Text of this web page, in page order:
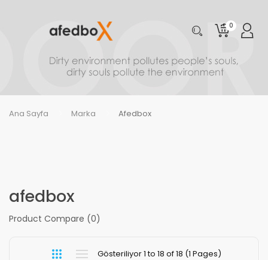
0
Ana Sayfa Marka Afedbox
afedbox
Product Compare (0)
Gösteriliyor 1 to 18 of 18 (1 Pages)